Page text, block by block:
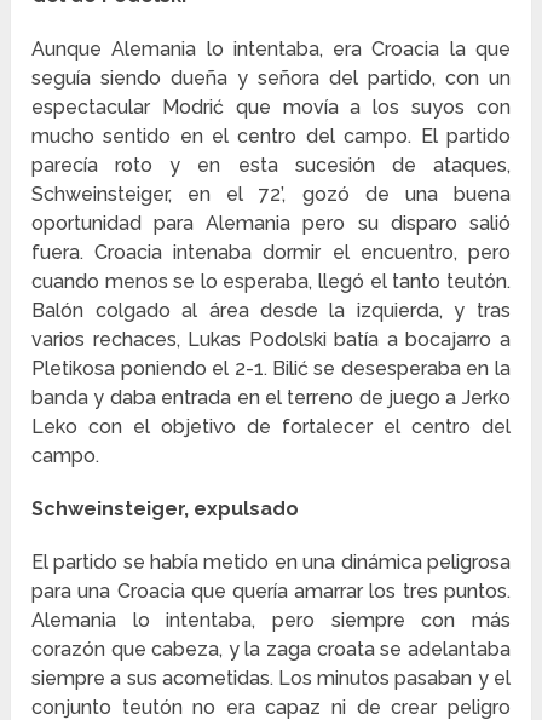
Aunque Alemania lo intentaba, era Croacia la que
seguía siendo dueña y señora del partido, con un
espectacular Modrić que movía a los suyos con
mucho sentido en el centro del campo. El partido
parecía roto y en esta sucesión de ataques,
Schweinsteiger, en el 72’, gozó de una buena
oportunidad para Alemania pero su disparo salió
fuera. Croacia intenaba dormir el encuentro, pero
cuando menos se lo esperaba, llegó el tanto teutón.
Balón colgado al área desde la izquierda, y tras
varios rechaces, Lukas Podolski batía a bocajarro a
Pletikosa poniendo el 2-1. Bilić se desesperaba en la
banda y daba entrada en el terreno de juego a Jerko
Leko con el objetivo de fortalecer el centro del
campo.
Schweinsteiger, expulsado
El partido se había metido en una dinámica peligrosa
para una Croacia que quería amarrar los tres puntos.
Alemania lo intentaba, pero siempre con más
corazón que cabeza, y la zaga croata se adelantaba
siempre a sus acometidas. Los minutos pasaban y el
conjunto teutón no era capaz ni de crear peligro